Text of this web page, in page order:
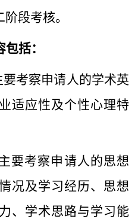
段考核。
括：
考察申请人的学术英
适应性及个性心理特
要考察申请人的思想
况及学习经历、思想
、学术思路与学习能